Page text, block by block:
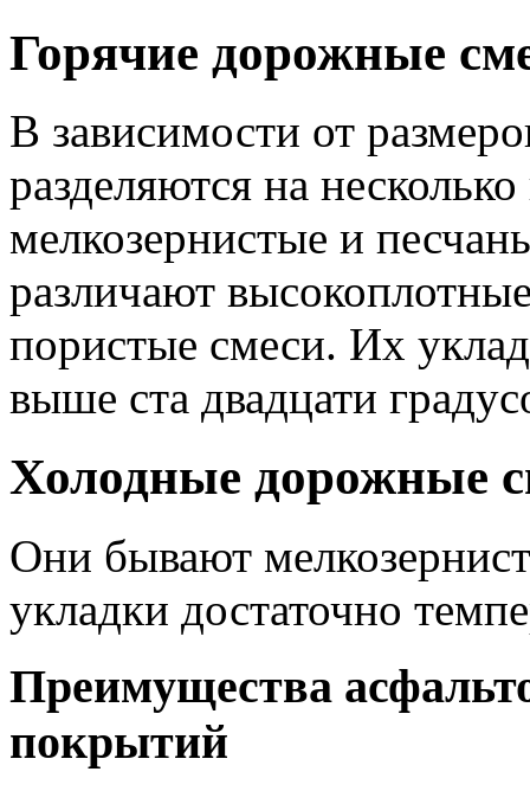
Горячие дорожные
В зависимости от
разделяются на
мелкозернистые и
различают
пористые смеси. Их
выше ста двадцати
Холодные дорожные
Они бывают
укладки достаточно
Преимущества
покрытий